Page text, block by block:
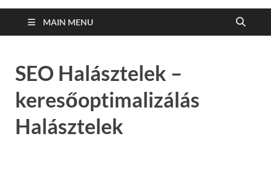
MAIN MENU
SEO Halásztelek –
keresőoptimalizálás
Halásztelek